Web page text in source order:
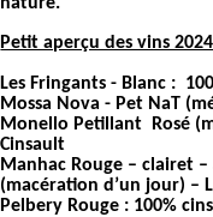
Petit aperçu des vins
Les Fringants - Blanc :
Mossa Nova - Pet NaT
Monello Petillant Rosé
Cinsault
Manhac Rouge – clairet –
(macération d’un jour) –
Pelbery Rouge : 100%